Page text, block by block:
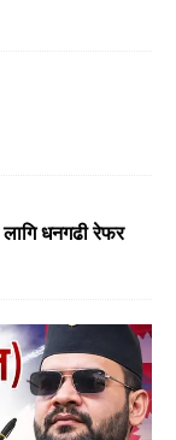
लागि धनगढी रेफर